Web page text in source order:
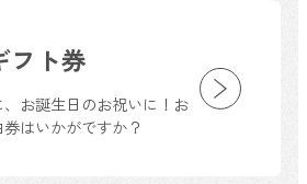
フト券
お誕生日のお祝いに！お
はいかがですか？